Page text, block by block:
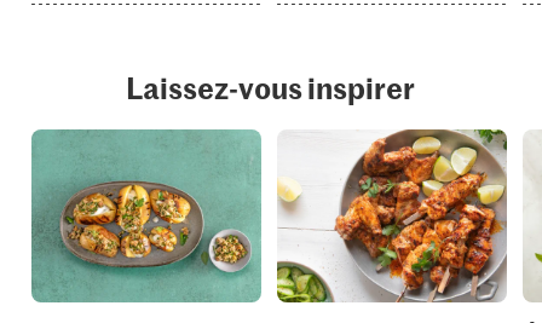
Laissez-vous inspirer